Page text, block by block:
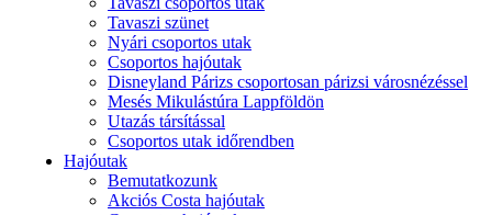
Tavaszi szünet
Nyári csoportos utak
Csoportos hajóutak
Disneyland Párizs csoportosan párizsi városnézéssel
Mesés Mikulástúra Lappföldön
Utazás társítással
Csoportos utak időrendben
Hajóutak
Bemutatkozunk
Akciós Costa hajóutak